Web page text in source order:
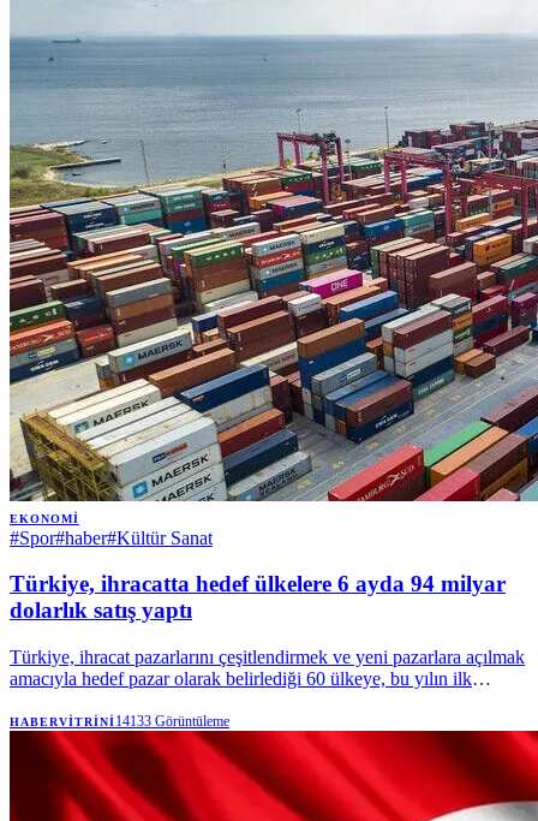
EKONOMI
#Spor#haber#Kültür Sanat
Türkiye, ihracatta hedef ülkelere 6 ayda 94 milyar
dolarlık satış yaptı
Türkiye, ihracat pazarlarını çeşitlendirmek ve yeni pazarlara açılmak
amacıyla hedef pazar olarak belirlediği 60 ülkeye, bu yılın ilk
233,3 milyar dolarlık ticaret hacmi elde etti. | Anadolu Ajansı
HABERVITRINI14133 Görüntüleme